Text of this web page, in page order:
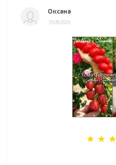
Оксана
19.09.2024